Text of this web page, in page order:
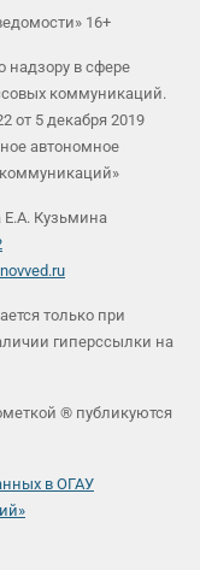
16+
надзору в сфере
коммуникаций.
от 5 декабря 2019
автономное
Е.А. Кузьмина
только при
гиперссылки на
® публикуются
в ОГАУ